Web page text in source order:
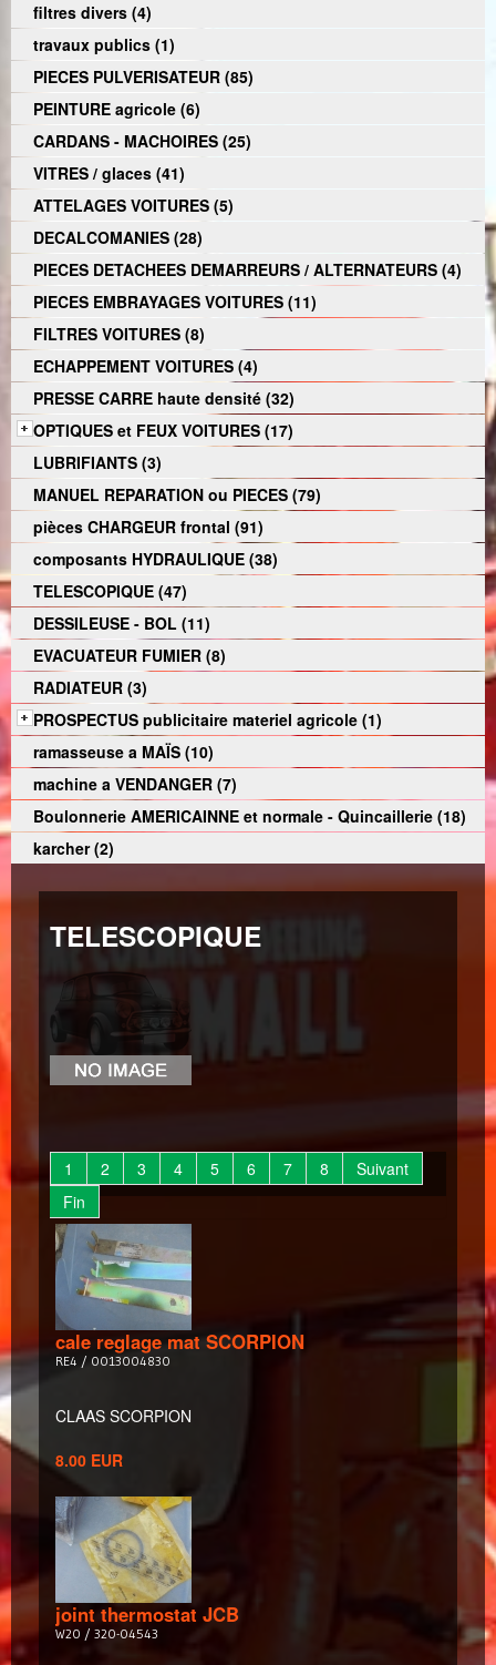
filtres divers (4)
travaux publics (1)
PIECES PULVERISATEUR (85)
PEINTURE agricole (6)
CARDANS - MACHOIRES (25)
VITRES / glaces (41)
ATTELAGES VOITURES (5)
DECALCOMANIES (28)
PIECES DETACHEES DEMARREURS / ALTERNATEURS (4)
PIECES EMBRAYAGES VOITURES (11)
FILTRES VOITURES (8)
ECHAPPEMENT VOITURES (4)
PRESSE CARRE haute densité (32)
OPTIQUES et FEUX VOITURES (17)
LUBRIFIANTS (3)
MANUEL REPARATION ou PIECES (79)
pièces CHARGEUR frontal (91)
composants HYDRAULIQUE (38)
TELESCOPIQUE (47)
DESSILEUSE - BOL (11)
EVACUATEUR FUMIER (8)
RADIATEUR (3)
PROSPECTUS publicitaire materiel agricole (1)
ramasseuse a MAÏS (10)
machine a VENDANGER (7)
Boulonnerie AMERICAINNE et normale - Quincaillerie (18)
karcher (2)
TELESCOPIQUE
1 2 3 4 5 6 7 8
Suivant
Fin
cale reglage mat SCORPION
RE4 / 0013004830
CLAAS SCORPION
8.00 EUR
joint thermostat JCB
W20 / 320-04543